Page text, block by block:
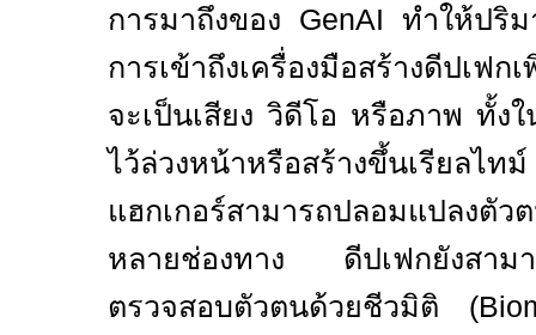
การมาถึงของ GenAI ทำให้ปริ
การเข้าถึงเครื่องมือสร้างดีปเ
จะเป็นเสียง วิดีโอ หรือภาพ ทั้ง
ไว้ล่วงหน้าหรือสร้างขึ้นเรียลไท
แฮกเกอร์สามารถปลอมแปลงตัว
หลายช่องทาง ดีปเฟกยังสามา
ตรวจสอบตัวตนด้วยชีวมิติ (